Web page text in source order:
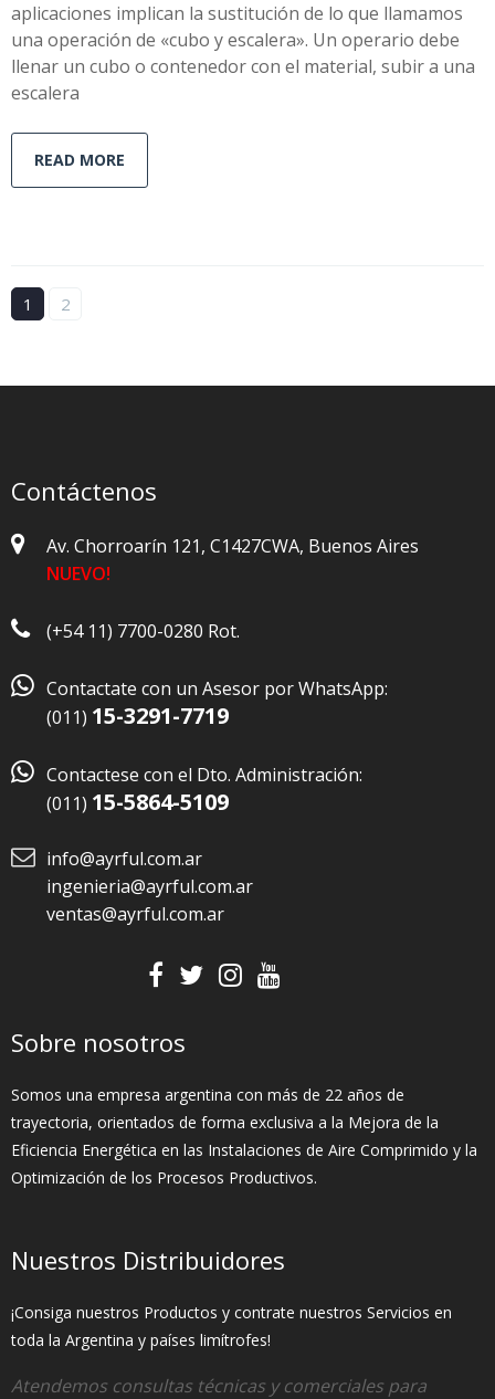
aplicaciones implican la sustitución de lo que llamamos
una operación de «cubo y escalera». Un operario debe
llenar un cubo o contenedor con el material, subir a una
escalera
READ MORE
1 2
Contáctenos
Av. Chorroarín 121, C1427CWA, Buenos Aires
NUEVO!
(+54 11) 7700-0280 Rot.
 Contactate con un Asesor por WhatsApp:
(011) 15-3291-7719
 Contactese con el Dto. Administración:
(011) 15-5864-5109
info@ayrful.com.ar
ingenieria@ayrful.com.ar
ventas@ayrful.com.ar
Sobre nosotros
Somos una empresa argentina con más de 22 años de
trayectoria, orientados de forma exclusiva a la Mejora de la
Eficiencia Energética en las Instalaciones de Aire Comprimido y la
Optimización de los Procesos Productivos.
Nuestros Distribuidores
¡Consiga nuestros Productos y contrate nuestros Servicios en
toda la Argentina y países limítrofes!
Atendemos consultas técnicas y comerciales para